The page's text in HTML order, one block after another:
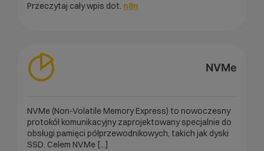
Przeczytaj cały wpis dot. n8n
NVMe
NVMe (Non-Volatile Memory Express) to nowoczesny
protokół komunikacyjny zaprojektowany specjalnie do
obsługi pamięci półprzewodnikowych, takich jak dyski
SSD. Celem NVMe [...]